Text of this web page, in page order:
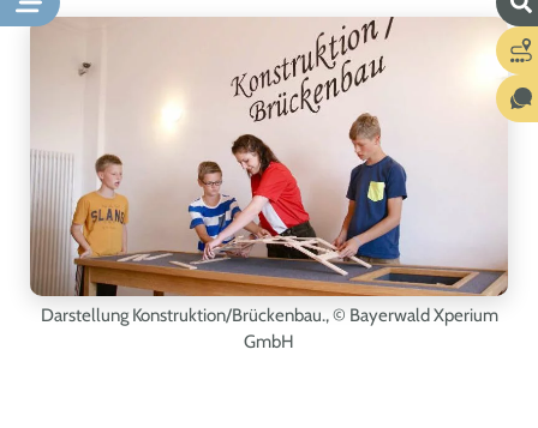
Darstellung Konstruktion/Brückenbau.,© Bayerwald Xperium
GmbH